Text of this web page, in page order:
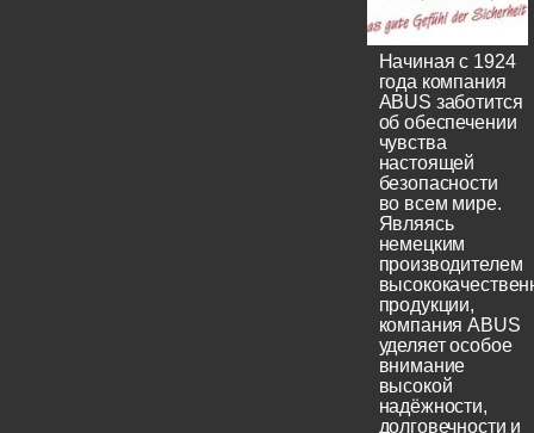
Начиная с 1924
года компания
ABUS заботится
об обеспечении
чувства
настоящей
безопасности
во всем мире.
Являясь
немецким
производителем
продукции,
компания ABUS
уделяет особое
внимание
высокой
надёжности,
долговечности и